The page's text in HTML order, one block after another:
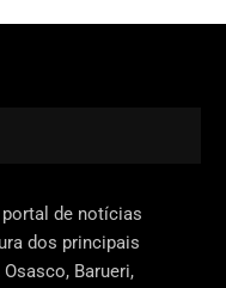
de notícias
dos principais
Barueri,